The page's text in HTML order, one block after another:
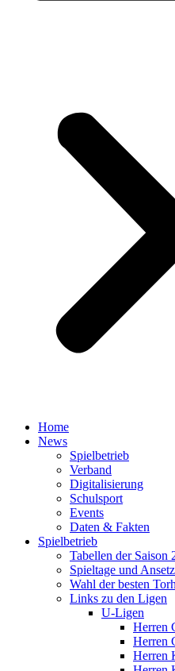
Home
News
Spielbetrieb
Verband
Digitalisierung
Schulsport
Events
Daten & Fakten
Spielbetrieb
Tabellen der Saison
Spieltage und
Wahl der besten
Links zu den Ligen
U-Ligen
Herren
Herren
Herren